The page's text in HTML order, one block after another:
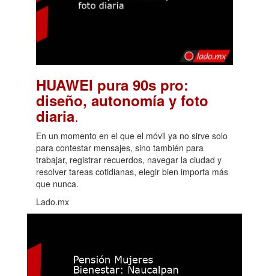
HUAWEI pura 90s pro:
diseño, autonomía y foto
diaria.
En un momento en el que el móvil ya no sirve solo
para contestar mensajes, sino también para
trabajar, registrar recuerdos, navegar la ciudad y
resolver tareas cotidianas, elegir bien importa más
que nunca.
Lado.mx